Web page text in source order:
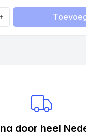
door heel